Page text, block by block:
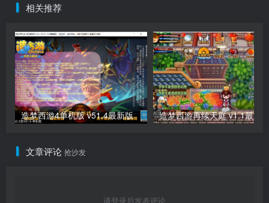
相关推荐
造梦西游4单机版 v51.4最新版 造梦西游再续天庭 v1.1最新
文章评论 抢沙发
请登录后发表评论